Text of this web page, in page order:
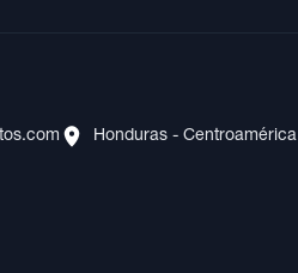
Honduras - Centroamérica